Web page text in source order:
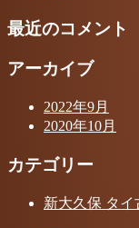
最近のコメント
アーカイブ
2022年9月
2020年10月
カテゴリー
新大久保 タ